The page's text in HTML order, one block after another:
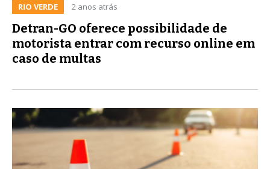
RIO VERDE 2 anos atrás
Detran-GO oferece possibilidade de
motorista entrar com recurso online em
caso de multas